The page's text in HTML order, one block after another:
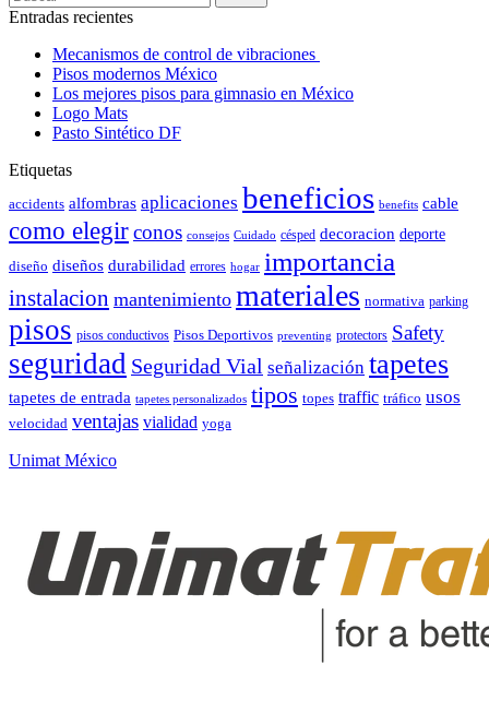
Entradas recientes
Mecanismos de control de vibraciones
Pisos modernos México
Los mejores pisos para gimnasio en México
Logo Mats
Pasto Sintético DF
Etiquetas
accidents alfombras aplicaciones beneficios benefits cable
como elegirconos consejos Cuidado césped decoracion deporte
diseño diseños durabilidad errores hogar importancia
instalacion mantenimiento materiales normativa parking
pisos pisos conductivos Pisos Deportivos preventing protectors Safety
seguridad Seguridad Vial señalización tapetes
tapetes de entrada tapetes personalizados tipos topes traffic tráfico usos
velocidad ventajas vialidad yoga
Unimat México